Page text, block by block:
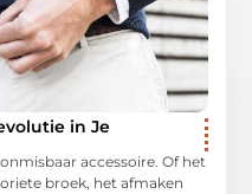
in Je
accessoire. Of het
broek, het afmaken